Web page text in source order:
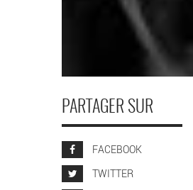
PARTAGER SUR
FACEBOOK
TWITTER